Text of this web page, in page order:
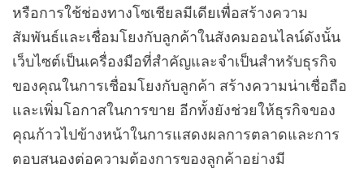
หรือการใช้ช่องทางโซเชียลมีเดียเพื่อสร้างความ
สัมพันธ์และเชื่อมโยงกับลูกค้าในสังคมออนไลน์ดังนั้น
เว็บไซต์เป็นเครื่องมือที่สำคัญและจำเป็นสำหรับธุรกิจ
ของคุณในการเชื่อมโยงกับลูกค้า สร้างความน่าเชื่อถือ
และเพิ่มโอกาสในการขาย อีกทั้งยังช่วยให้ธุรกิจของ
คุณก้าวไปข้างหน้าในการแสดงผลการตลาดและการ
ตอบสนองต่อความต้องการของลูกค้าอย่างมี